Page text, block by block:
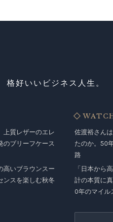
格好いいビジネス人生。
上質レザーのエレ
のブリーフケース
高いブラウンスー
ンスを楽しむ秋冬
佐渡裕さん
たのか。50
路
「日本から
計の本質に
0年のマイル